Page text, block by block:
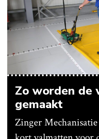
Zo worden de
gemaakt
Zinger